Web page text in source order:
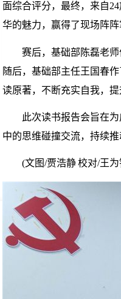
面综合评分，最终，来自24
华的魅力，赢得了现场阵阵
赛后，基础部陈磊老
随后，基础部主任王国春
读原著，不断充实自我，提
此次读书报告会旨在
中的思维碰撞交流，持续
(文图/贾浩静校对/王为